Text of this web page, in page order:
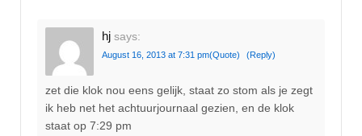
hj says:
August 16, 2013 at 7:31 pm(Quote) (Reply)
zet die klok nou eens gelijk, staat zo stom als je zegt
ik heb net het achtuurjournaal gezien, en de klok
staat op 7:29 pm